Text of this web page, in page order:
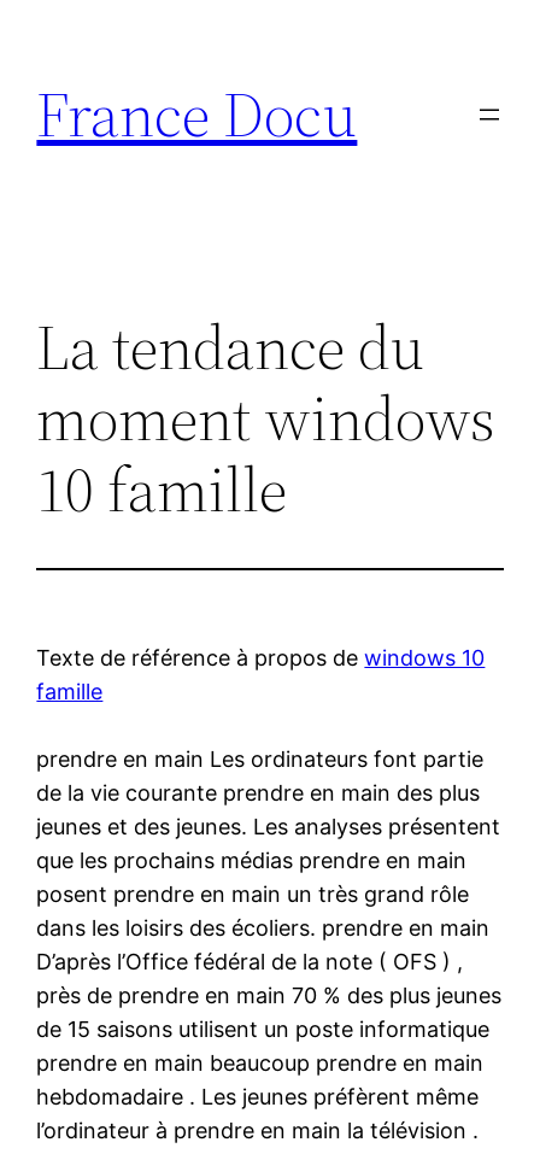
contenu
France Docu
La tendance du
moment windows
10 famille
Texte de référence à propos dewindows 10
famille
prendre en main Les ordinateurs font partie
de la vie courante prendre en main des plus
jeunes et des jeunes. Les analyses présentent
que les prochains médias prendre en main
posent prendre en main un très grand rôle
dans les loisirs des écoliers. prendre en main
D’après l’Office fédéral de la note ( OFS ) ,
près de prendre en main 70 % des plus jeunes
de 15 saisons utilisent un poste informatique
prendre en main beaucoup prendre en main
hebdomadaire . Les jeunes préfèrent même
l’ordinateur à prendre en main la télévision .